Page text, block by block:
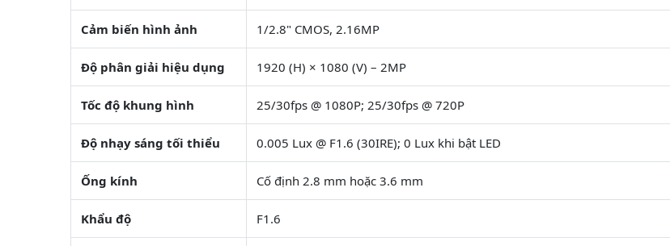
Cảm biến hình ảnh 1/2.8" CMOS, 2.16MP
Độ phân giải hiệu dụng 1920 (H) × 1080 (V) – 2MP
Tốc độ khung hình 25/30fps @ 1080P; 25/30fps @ 720P
Độ nhạy sáng tối thiểu 0.005 Lux @ F1.6 (30IRE); 0 Lux khi bật LED
Ống kính Cố định 2.8 mm hoặc 3.6 mm
Khẩu độ F1.6